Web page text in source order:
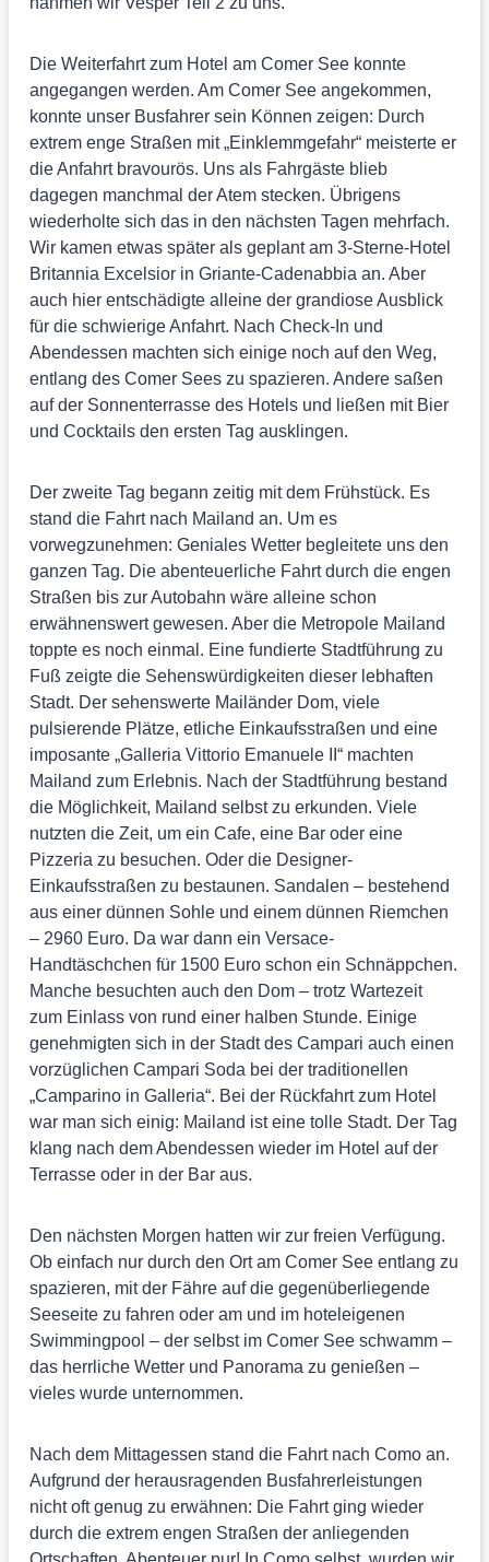
Die Weiterfahrt zum Hotel am Comer See konnte
angegangen werden. Am Comer See angekommen,
konnte unser Busfahrer sein Können zeigen: Durch
extrem enge Straßen mit „Einklemmgefahr“ meisterte er
die Anfahrt bravourös. Uns als Fahrgäste blieb
dagegen manchmal der Atem stecken. Übrigens
wiederholte sich das in den nächsten Tagen mehrfach.
Wir kamen etwas später als geplant am 3-Sterne-Hotel
Britannia Excelsior in Griante-Cadenabbia an. Aber
auch hier entschädigte alleine der grandiose Ausblick
für die schwierige Anfahrt. Nach Check-In und
Abendessen machten sich einige noch auf den Weg,
entlang des Comer Sees zu spazieren. Andere saßen
auf der Sonnenterrasse des Hotels und ließen mit Bier
und Cocktails den ersten Tag ausklingen.
Der zweite Tag begann zeitig mit dem Frühstück. Es
stand die Fahrt nach Mailand an. Um es
vorwegzunehmen: Geniales Wetter begleitete uns den
ganzen Tag. Die abenteuerliche Fahrt durch die engen
Straßen bis zur Autobahn wäre alleine schon
erwähnenswert gewesen. Aber die Metropole Mailand
toppte es noch einmal. Eine fundierte Stadtführung zu
Fuß zeigte die Sehenswürdigkeiten dieser lebhaften
Stadt. Der sehenswerte Mailänder Dom, viele
pulsierende Plätze, etliche Einkaufsstraßen und eine
imposante „Galleria Vittorio Emanuele II“ machten
Mailand zum Erlebnis. Nach der Stadtführung bestand
die Möglichkeit, Mailand selbst zu erkunden. Viele
nutzten die Zeit, um ein Cafe, eine Bar oder eine
Pizzeria zu besuchen. Oder die Designer-
Einkaufsstraßen zu bestaunen. Sandalen – bestehend
aus einer dünnen Sohle und einem dünnen Riemchen
– 2960 Euro. Da war dann ein Versace-
Handtäschchen für 1500 Euro schon ein Schnäppchen.
Manche besuchten auch den Dom – trotz Wartezeit
zum Einlass von rund einer halben Stunde. Einige
genehmigten sich in der Stadt des Campari auch einen
vorzüglichen Campari Soda bei der traditionellen
„Camparino in Galleria“. Bei der Rückfahrt zum Hotel
war man sich einig: Mailand ist eine tolle Stadt. Der Tag
klang nach dem Abendessen wieder im Hotel auf der
Terrasse oder in der Bar aus.
Den nächsten Morgen hatten wir zur freien Verfügung.
Ob einfach nur durch den Ort am Comer See entlang zu
spazieren, mit der Fähre auf die gegenüberliegende
Seeseite zu fahren oder am und im hoteleigenen
Swimmingpool – der selbst im Comer See schwamm –
das herrliche Wetter und Panorama zu genießen –
vieles wurde unternommen.
Nach dem Mittagessen stand die Fahrt nach Como an.
Aufgrund der herausragenden Busfahrerleistungen
nicht oft genug zu erwähnen: Die Fahrt ging wieder
durch die extrem engen Straßen der anliegenden